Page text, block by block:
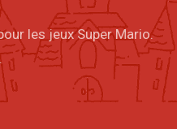
les jeux Super Mario.